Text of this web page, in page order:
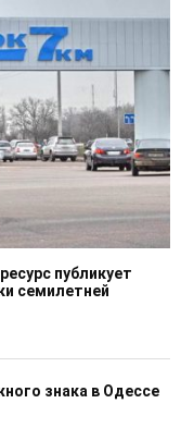
публикует
семилетней
знака в Одессе